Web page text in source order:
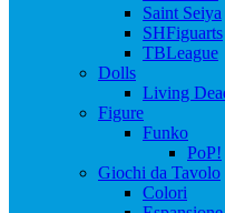
Saint Seiya
SHFiguarts
TBLeague
Dolls
Living
Figure
Funko
PoP!
Giochi da Tavolo
Colori